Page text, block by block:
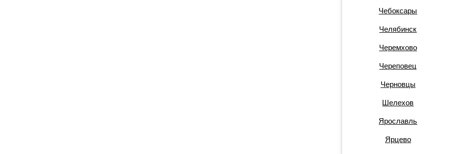
Чебоксары
Челябинск
Черемхово
Череповец
Черновцы
Шелехов
Ярославль
Ярцево